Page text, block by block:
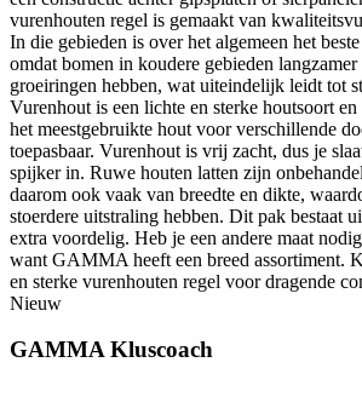
vurenhouten regel is gemaakt van
In die gebieden is over het algemeen het
omdat bomen in koudere gebieden
groeiringen hebben, wat uiteindelijk leidt tot
Vurenhout is een lichte en sterke houtsoort
het meestgebruikte hout voor verschillende
toepasbaar. Vurenhout is vrij zacht, dus je
spijker in. Ruwe houten latten zijn
daarom ook vaak van breedte en dikte,
stoerdere uitstraling hebben. Dit pak bestaat
extra voordelig. Heb je een andere maat
want GAMMA heeft een breed assortiment.
en sterke vurenhouten regel voor dragende
Nieuw
GAMMA Kluscoach